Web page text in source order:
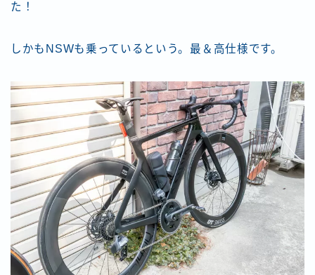
た！
しかもNSWも乗っているという。最＆高仕様です。